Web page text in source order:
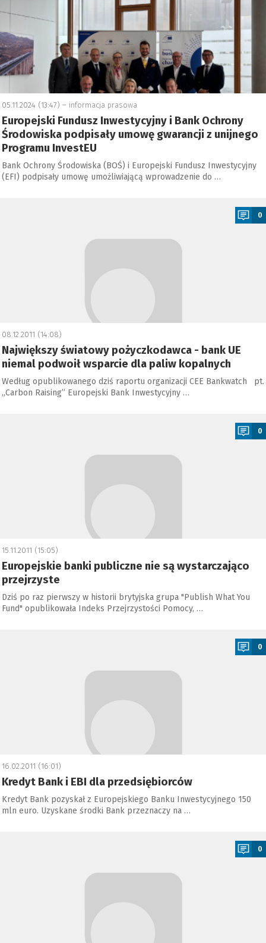
05.11.2024 (13:47) – informacja prasowa
Europejski Fundusz Inwestycyjny i Bank Ochrony
Środowiska podpisały umowę gwarancji z unijnego
Programu InvestEU
Bank Ochrony Środowiska (BOŚ) i Europejski Fundusz Inwestycyjny
(EFI) podpisały umowę umożliwiającą wprowadzenie do …
0
08.12.2011 (14:08)
Największy światowy pożyczkodawca - bank UE
niemal podwoił wsparcie dla paliw kopalnych
Według opublikowanego dziś raportu organizacji CEE Bankwatch pt.
„Carbon Raising” Europejski Bank Inwestycyjny …
0
15.11.2011 (15:05)
Europejskie banki publiczne nie są wystarczająco
przejrzyste
Dziś po raz pierwszy w historii brytyjska grupa "Publish What You
Fund" opublikowała Indeks Przejrzystości Pomocy, …
0
16.02.2011 (16:01)
Kredyt Bank i EBI dla przedsiębiorców
Kredyt Bank pozyskał z Europejskiego Banku Inwestycyjnego 150
mln euro. Uzyskane środki Bank przeznaczy na …
0